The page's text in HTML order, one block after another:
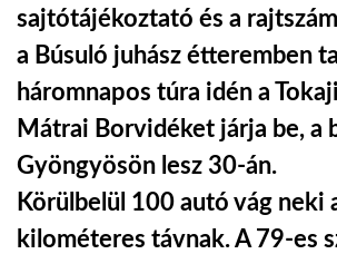
sajtótájékoztató és a
a Búsuló juhász étteremben
háromnapos túra idén a
Mátrai Borvidéket járja be, a
Gyöngyösön lesz 30-án.
Körülbelül 100 autó vág neki
kilométeres távnak. A 79-es